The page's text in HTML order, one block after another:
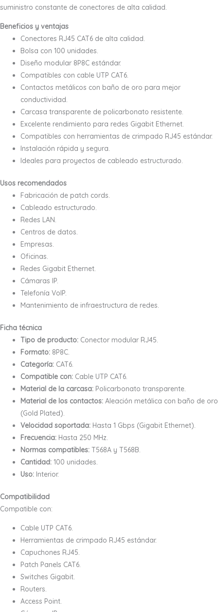
suministro constante de conectores de alta calidad.
Beneficios y ventajas
Conectores RJ45 CAT6 de alta calidad.
Bolsa con 100 unidades.
Diseño modular 8P8C estándar.
Compatibles con cable UTP CAT6.
Contactos metálicos con baño de oro para mejor
conductividad.
Carcasa transparente de policarbonato resistente.
Excelente rendimiento para redes Gigabit Ethernet.
Compatibles con herramientas de crimpado RJ45 estándar.
Instalación rápida y segura.
Ideales para proyectos de cableado estructurado.
Usos recomendados
Fabricación de patch cords.
Cableado estructurado.
Redes LAN.
Centros de datos.
Empresas.
Oficinas.
Redes Gigabit Ethernet.
Cámaras IP.
Telefonía VoIP.
Mantenimiento de infraestructura de redes.
Ficha técnica
Tipo de producto: Conector modular RJ45.
Formato: 8P8C.
Categoría: CAT6.
Compatible con: Cable UTP CAT6.
Material de la carcasa: Policarbonato transparente.
Material de los contactos: Aleación metálica con baño de oro
(Gold Plated).
Velocidad soportada: Hasta 1 Gbps (Gigabit Ethernet).
Frecuencia: Hasta 250 MHz.
Normas compatibles: T568A y T568B.
Cantidad: 100 unidades.
Uso: Interior.
Compatibilidad
Compatible con:
Cable UTP CAT6.
Herramientas de crimpado RJ45 estándar.
Capuchones RJ45.
Patch Panels CAT6.
Switches Gigabit.
Routers.
Access Point.